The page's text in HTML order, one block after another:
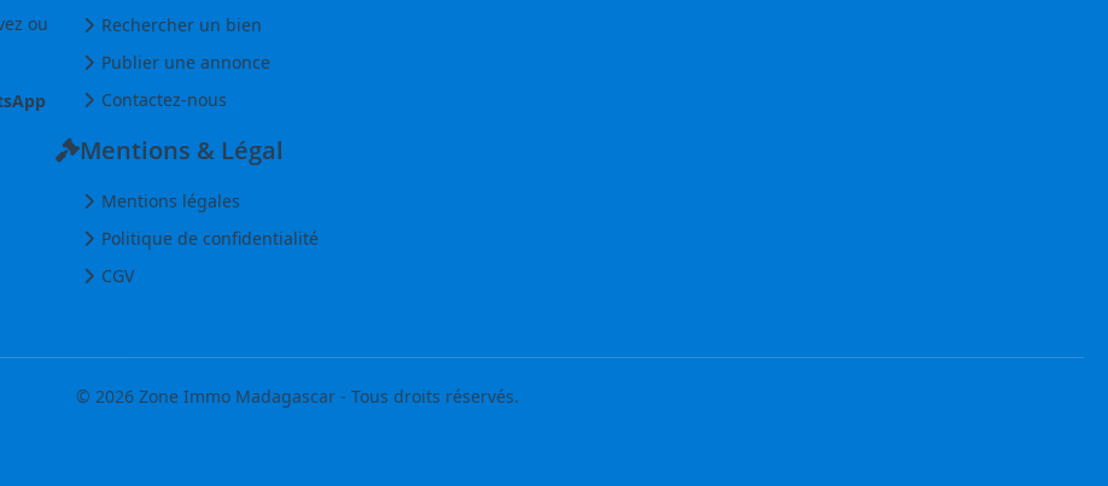
ou
Rechercher un bien
Publier une annonce
Contactez-nous
Mentions & Légal
Mentions légales
Politique de confidentialité
CGV
© 2026 Zone Immo Madagascar - Tous droits réservés.